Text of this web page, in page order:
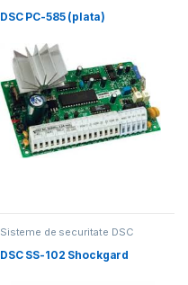
DSC PC-585 (plata)
Sisteme de securitate DSC
DSC SS-102 Shockgard